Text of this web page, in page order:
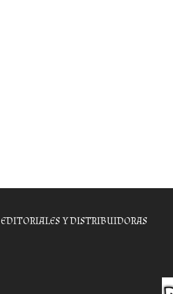
EDITORIALES Y DISTRIBUIDORAS